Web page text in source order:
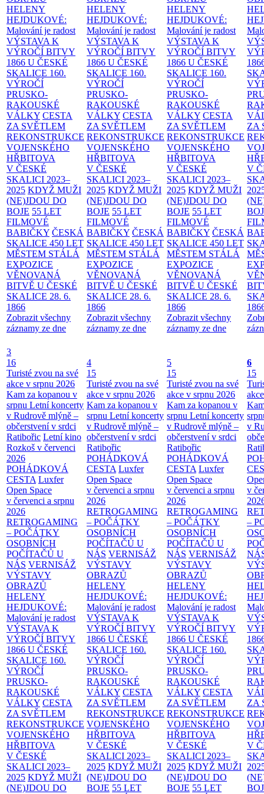
HELENY
HEJDUKOVÉ:
Malování je radost
VÝSTAVA K
VÝROČÍ BITVY
1866 U ČESKÉ
SKALICE 160.
VÝROČÍ
PRUSKO-
RAKOUSKÉ
VÁLKY CESTA
ZA SVĚTLEM
REKONSTRUKCE
VOJENSKÉHO
HŘBITOVA
V ČESKÉ
SKALICI 2023–
2025 KDYŽ MUŽI
(NE)JDOU DO
BOJE 55 LET
FILMOVÉ
BABIČKY ČESKÁ
SKALICE 450 LET
MĚSTEM STÁLÁ
EXPOZICE
VĚNOVANÁ
BITVĚ U ČESKÉ
SKALICE 28. 6.
1866
Zobrazit všechny
záznamy ze dne
HELENY
HEJDUKOVÉ:
Malování je radost
VÝSTAVA K
VÝROČÍ BITVY
1866 U ČESKÉ
SKALICE 160.
VÝROČÍ
PRUSKO-
RAKOUSKÉ
VÁLKY CESTA
ZA SVĚTLEM
REKONSTRUKCE
VOJENSKÉHO
HŘBITOVA
V ČESKÉ
SKALICI 2023–
2025 KDYŽ MUŽI
(NE)JDOU DO
BOJE 55 LET
FILMOVÉ
BABIČKY ČESKÁ
SKALICE 450 LET
MĚSTEM STÁLÁ
EXPOZICE
VĚNOVANÁ
BITVĚ U ČESKÉ
SKALICE 28. 6.
1866
Zobrazit všechny
záznamy ze dne
HELENY
HEJDUKOVÉ:
Malování je radost
VÝSTAVA K
VÝROČÍ BITVY
1866 U ČESKÉ
SKALICE 160.
VÝROČÍ
PRUSKO-
RAKOUSKÉ
VÁLKY CESTA
ZA SVĚTLEM
REKONSTRUKCE
VOJENSKÉHO
HŘBITOVA
V ČESKÉ
SKALICI 2023–
2025 KDYŽ MUŽI
(NE)JDOU DO
BOJE 55 LET
FILMOVÉ
BABIČKY ČESKÁ
SKALICE 450 LET
MĚSTEM STÁLÁ
EXPOZICE
VĚNOVANÁ
BITVĚ U ČESKÉ
SKALICE 28. 6.
1866
Zobrazit všechny
záznamy ze dne
ZA
V
3
16
Turisté zvou na své
akce v srpnu 2026
Kam za kopanou v
srpnu Letní koncerty
v Rudrově mlýně –
občerstvení v srdci
Ratibořic Letní kino
Rozkoš v červenci
2026
POHÁDKOVÁ
CESTA Luxfer
Open Space
v červenci a srpnu
2026
RETROGAMING
– POČÁTKY
OSOBNÍCH
POČÍTAČŮ U
NÁS VERNISÁŽ
VÝSTAVY
OBRAZŮ
HELENY
HEJDUKOVÉ:
Malování je radost
VÝSTAVA K
VÝROČÍ BITVY
1866 U ČESKÉ
SKALICE 160.
VÝROČÍ
PRUSKO-
RAKOUSKÉ
VÁLKY CESTA
ZA SVĚTLEM
REKONSTRUKCE
VOJENSKÉHO
HŘBITOVA
V ČESKÉ
SKALICI 2023–
2025 KDYŽ MUŽI
(NE)JDOU DO
4
15
Turisté zvou na své
akce v srpnu 2026
Kam za kopanou v
srpnu Letní koncerty
v Rudrově mlýně –
občerstvení v srdci
Ratibořic
POHÁDKOVÁ
CESTA Luxfer
Open Space
v červenci a srpnu
2026
RETROGAMING
– POČÁTKY
OSOBNÍCH
POČÍTAČŮ U
NÁS VERNISÁŽ
VÝSTAVY
OBRAZŮ
HELENY
HEJDUKOVÉ:
Malování je radost
VÝSTAVA K
VÝROČÍ BITVY
1866 U ČESKÉ
SKALICE 160.
VÝROČÍ
PRUSKO-
RAKOUSKÉ
VÁLKY CESTA
ZA SVĚTLEM
REKONSTRUKCE
VOJENSKÉHO
HŘBITOVA
V ČESKÉ
SKALICI 2023–
2025 KDYŽ MUŽI
(NE)JDOU DO
BOJE 55 LET
5
15
Turisté zvou na své
akce v srpnu 2026
Kam za kopanou v
srpnu Letní koncerty
v Rudrově mlýně –
občerstvení v srdci
Ratibořic
POHÁDKOVÁ
CESTA Luxfer
Open Space
v červenci a srpnu
2026
RETROGAMING
– POČÁTKY
OSOBNÍCH
POČÍTAČŮ U
NÁS VERNISÁŽ
VÝSTAVY
OBRAZŮ
HELENY
HEJDUKOVÉ:
Malování je radost
VÝSTAVA K
VÝROČÍ BITVY
1866 U ČESKÉ
SKALICE 160.
VÝROČÍ
PRUSKO-
RAKOUSKÉ
VÁLKY CESTA
ZA SVĚTLEM
REKONSTRUKCE
VOJENSKÉHO
HŘBITOVA
V ČESKÉ
SKALICI 2023–
2025 KDYŽ MUŽI
(NE)JDOU DO
BOJE 55 LET
6
15
v
v
–
ZA
V